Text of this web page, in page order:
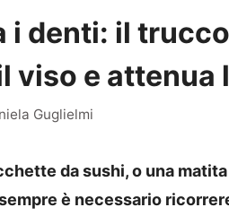
i denti: il
viso e attenua
Guglielmi
da sushi, o una
è necessario